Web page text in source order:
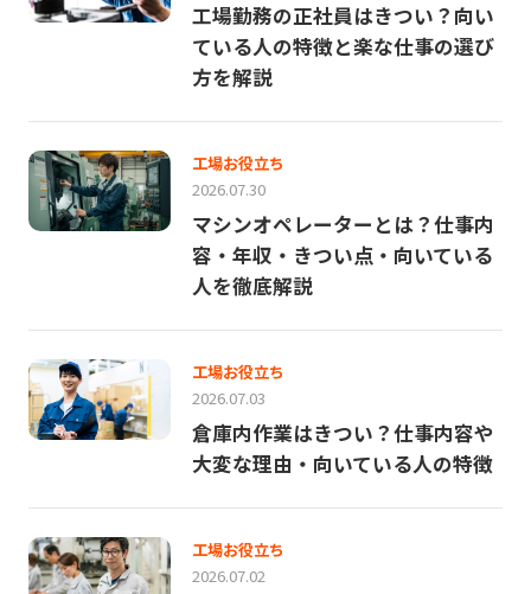
工場勤務の正社員はきつい？向い
ている人の特徴と楽な仕事の選び
方を解説
工場お役立ち
2026.07.30
マシンオペレーターとは？仕事内
容・年収・きつい点・向いている
人を徹底解説
工場お役立ち
2026.07.03
倉庫内作業はきつい？仕事内容や
大変な理由・向いている人の特徴
工場お役立ち
2026.07.02